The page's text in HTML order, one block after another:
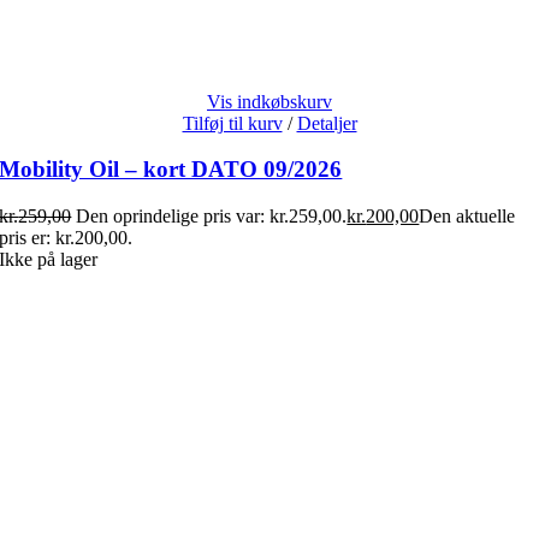
Vis indkøbskurv
Tilføj til kurv / Detaljer
Mobility Oil – kort DATO 09/2026
kr.259,00 Den oprindelige pris var: kr.259,00.kr.200,00Den aktuelle
pris er: kr.200,00.
Ikke på lager